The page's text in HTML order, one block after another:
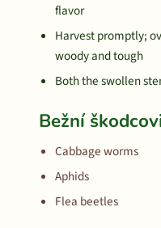
flavor
Harvest promptly;
woody and tough
Both the swollen
Bežní
Cabbage worms
Aphids
Flea beetles